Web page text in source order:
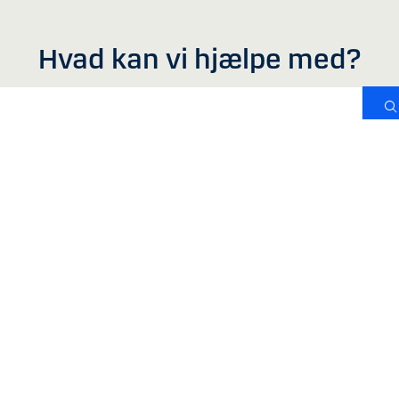
Hvad kan vi hjælpe med?